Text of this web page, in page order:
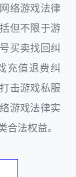
络游戏法律
但不限于游
买卖找回纠
充值退费纠
击游戏私服
游戏法律实
合法权益。